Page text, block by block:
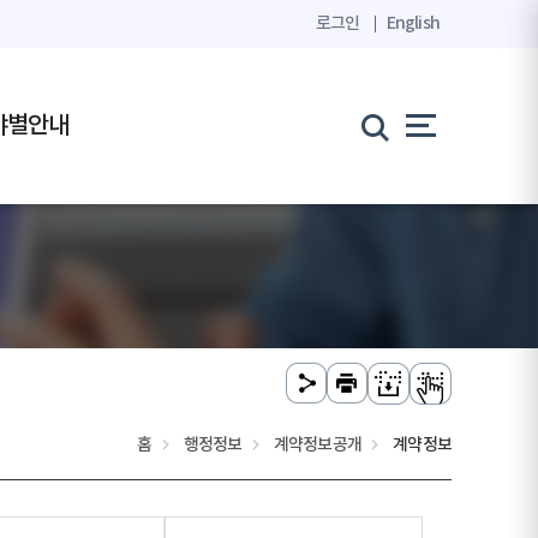
로그인 English
별안내
홈 행정정보 계약정보공개 계약정보